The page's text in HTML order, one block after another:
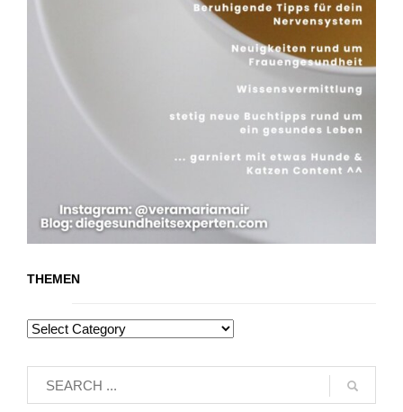
THEMEN